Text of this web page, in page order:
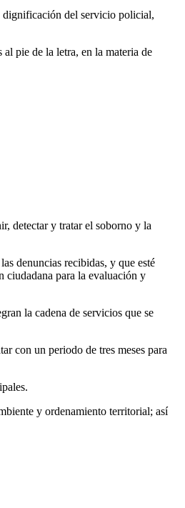
dignificación del servicio policial,
pie de la letra, en la materia de
detectar y tratar el soborno y la
denuncias recibidas, y que esté
ciudadana para la evaluación y
la cadena de servicios que se
con un periodo de tres meses para
y ordenamiento territorial; así